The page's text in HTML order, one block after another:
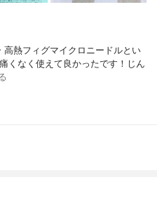
熱フィグマイクロニードルとい
くなく使えて良かったです！じん